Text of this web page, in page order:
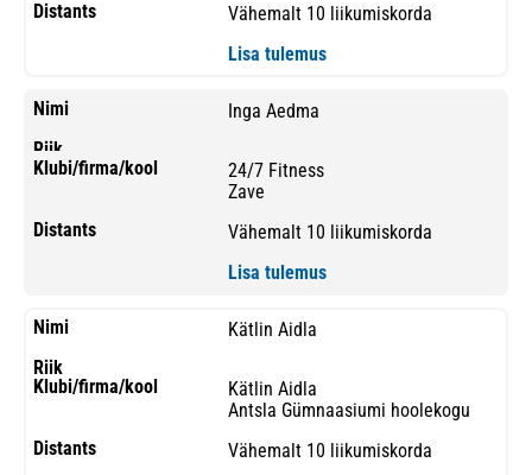
Vähemalt 10 liikumiskorda
Lisa tulemus
Inga Aedma
24/7 Fitness
Zave
Vähemalt 10 liikumiskorda
Lisa tulemus
Kätlin Aidla
Kätlin Aidla
Antsla Gümnaasiumi hoolekogu
Vähemalt 10 liikumiskorda